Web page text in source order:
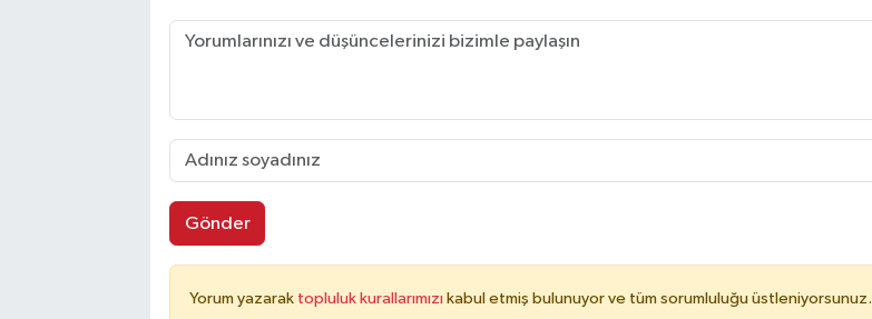
Gönder
Yorum yazarak topluluk kurallarımızı kabul etmiş bulunuyor ve tüm sorumluluğu üstleniyorsunuz.